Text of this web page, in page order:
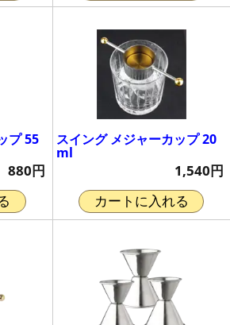
プ 55
880円
スイング メジャーカップ 20
ml
1,540円
カートに入れる